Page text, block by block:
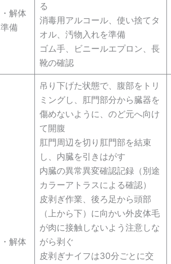
・解体
準備
る
消毒用アルコール、使い捨てタ
オル、汚物入れを準備
ゴム手、ビニールエプロン、長
靴の確認
・解体
吊り下げた状態で、腹部をトリ
ミングし、肛門部分から臓器を
傷めないように、のど元へ向け
て開腹
肛門周辺を切り肛門部を結束
し、内臓を引きはがす
内臓の異常異変確認記録（別途
カラーアトラスによる確認）
皮剥ぎ作業、後ろ足から頭部
（上から下）に向かい外皮体毛
が肉に接触しないよう注意しな
がら剥ぐ
皮剥ぎナイフは30分ごとに交